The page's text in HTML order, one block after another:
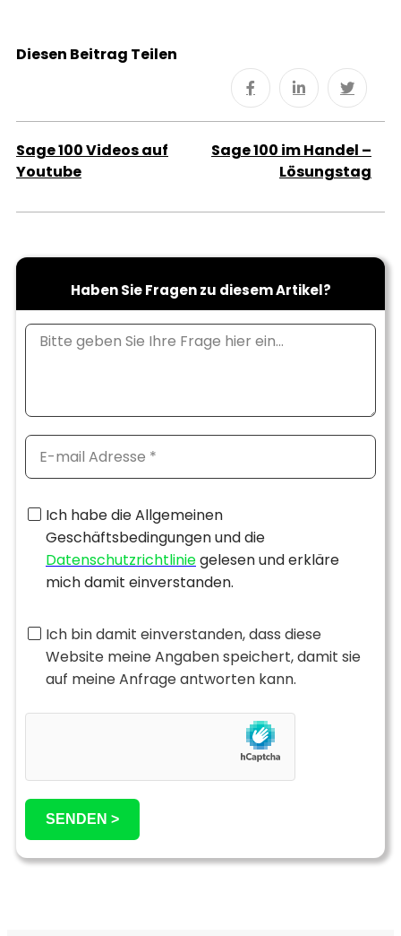
Diesen Beitrag Teilen
Sage 100 Videos auf
Youtube
Sage 100 im Handel –
Lösungstag
Haben Sie Fragen zu diesem Artikel?
Ich habe die Allgemeinen
Geschäftsbedingungen und die
Datenschutzrichtliniegelesen und erkläre
mich damit einverstanden.
Ich bin damit einverstanden, dass diese
Website meine Angaben speichert, damit sie
auf meine Anfrage antworten kann.
SENDEN >